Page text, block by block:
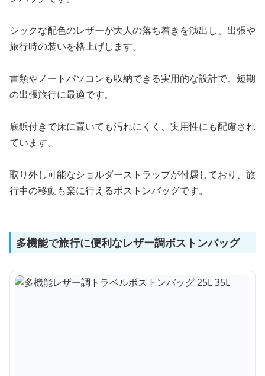
シックな配色のレザーが大人の落ち着きを演出し、出張や
旅行時の装いを格上げします。
書類やノートパソコンも収納できる実用的な設計で、短期
の出張旅行に最適です。
底鋲付きで床に置いても汚れにくく、実用性にも配慮され
ています。
取り外し可能なショルダーストラップが付属しており、旅
行中の移動も楽に行えるボストンバッグです。
多機能で旅行に便利なレザー調ボストンバッグ